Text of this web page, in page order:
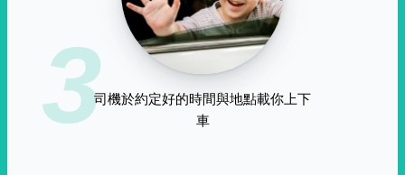
3司機於約定好的時間與地點載你上下
車